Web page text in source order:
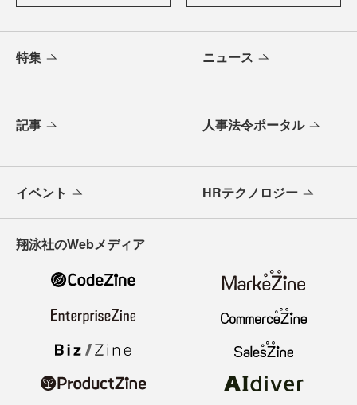
特集 ニュース
記事 人事法令ポータル
イベント HRテクノロジー
翔泳社のWebメディア